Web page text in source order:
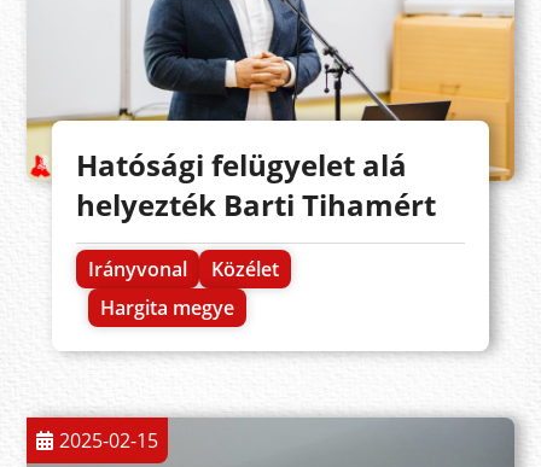
Hatósági felügyelet alá
helyezték Barti Tihamért
Irányvonal
Közélet
Hargita megye
2025-02-15